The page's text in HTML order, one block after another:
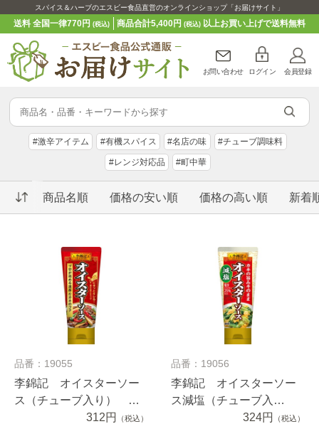
スパイス＆ハーブのエスビー食品直営のオンラインショップ「お届けサイト」
送料 全国一律770円(税込) 商品合計5,400円 (税込)以上お買い上げで送料無料
お問い合わせ ログイン 会員登録
#激辛アイテム #有機スパイス #名店の味 #チューブ調味料
#レンジ対応品 #町中華
商品名順 価格の安い順 価格の高い順 新着
品番：19055
李錦記 オイスターソー
ス（チューブ入り） ９
312円 （税込）
品番：19056
李錦記 オイスターソー
ス減塩（チューブ入
324円 （税込）